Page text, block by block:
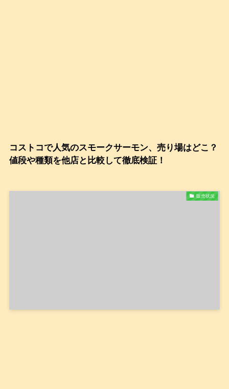
コストコで人気のスモークサーモン、売り場はどこ？
値段や種類を他店と比較して徹底検証！
販売状況